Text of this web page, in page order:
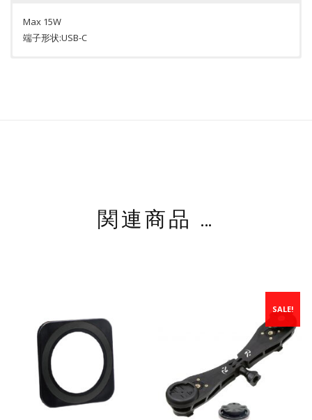
Max 15W
端子形状:USB-C
(貼付けタイプ)
R+Magsafe-3M
関連商品 …
SALE!